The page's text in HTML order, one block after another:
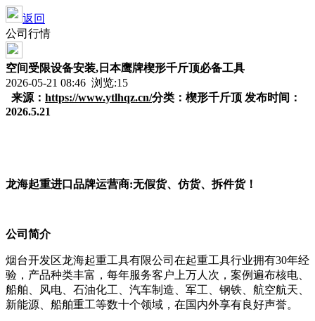
返回
公司行情
空间受限设备安装,日本鹰牌楔形千斤顶必备工具
2026-05-21 08:46 浏览:15
来源： https://www.ytlhqz.cn/分类：楔形千斤顶 发布时间：
2026.5.21
龙海起重进口品牌运营商:无假货、仿货、拆件货！
公司简介
烟台开发区龙海起重工具有限公司在起重工具行业拥有30年经
验，产品种类丰富，每年服务客户上万人次，案例遍布核电、
船舶、风电、石油化工、汽车制造、军工、钢铁、航空航天、
新能源、船舶重工等数十个领域，在国内外享有良好声誉。